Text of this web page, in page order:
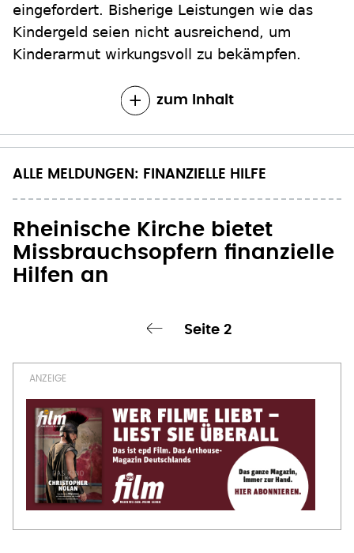
eingefordert. Bisherige Leistungen wie das
Kindergeld seien nicht ausreichend, um
Kinderarmut wirkungsvoll zu bekämpfen.
zum Inhalt
ALLE MELDUNGEN: FINANZIELLE HILFE
Rheinische Kirche bietet
Missbrauchsopfern finanzielle
Hilfen an
Seite 2